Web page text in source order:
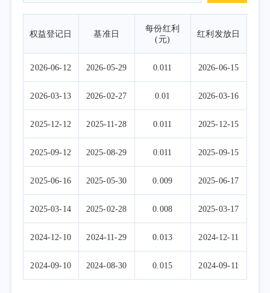
权益登记日 基准日
每份红利
(元)
红利发放日
2026-06-12 2026-05-29 0.011 2026-06-15
2026-03-13 2026-02-27 0.01 2026-03-16
2025-12-12 2025-11-28 0.011 2025-12-15
2025-09-12 2025-08-29 0.011 2025-09-15
2025-06-16 2025-05-30 0.009 2025-06-17
2025-03-14 2025-02-28 0.008 2025-03-17
2024-12-10 2024-11-29 0.013 2024-12-11
2024-09-10 2024-08-30 0.015 2024-09-11